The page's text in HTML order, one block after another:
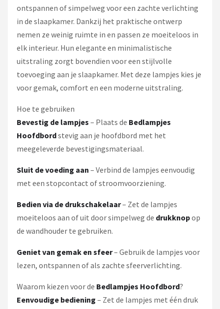
ontspannen of simpelweg voor een zachte verlichting
in de slaapkamer. Dankzij het praktische ontwerp
nemen ze weinig ruimte in en passen ze moeiteloos in
elk interieur. Hun elegante en minimalistische
uitstraling zorgt bovendien voor een stijlvolle
toevoeging aan je slaapkamer. Met deze lampjes kies je
voor gemak, comfort en een moderne uitstraling.
Hoe te gebruiken
Bevestig de lampjes – Plaats de Bedlampjes
Hoofdbordstevig aan je hoofdbord met het
meegeleverde bevestigingsmateriaal.
Sluit de voeding aan – Verbind de lampjes eenvoudig
met een stopcontact of stroomvoorziening.
Bedien via de drukschakelaar– Zet de lampjes
moeiteloos aan of uit door simpelweg de drukknopop
de wandhouder te gebruiken.
Geniet van gemak en sfeer– Gebruik de lampjes voor
lezen, ontspannen of als zachte sfeerverlichting.
Waarom kiezen voor de Bedlampjes Hoofdbord?
Eenvoudige bediening – Zet de lampjes met één druk